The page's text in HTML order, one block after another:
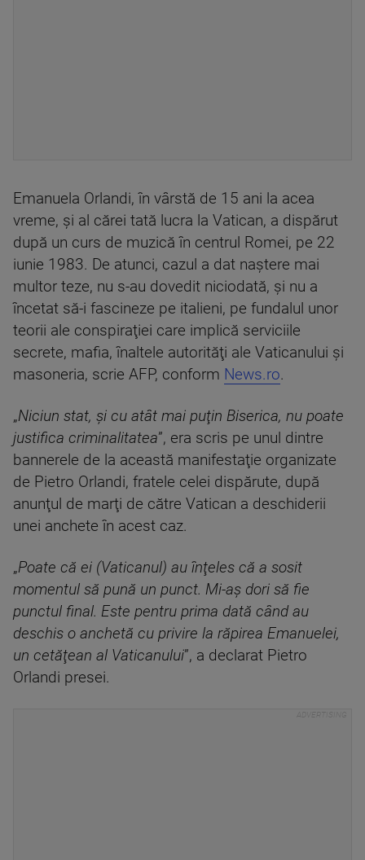
Emanuela Orlandi, în vârstă de 15 ani la acea
vreme, şi al cărei tată lucra la Vatican, a dispărut
după un curs de muzică în centrul Romei, pe 22
iunie 1983. De atunci, cazul a dat naştere mai
multor teze, nu s-au dovedit niciodată, şi nu a
încetat să-i fascineze pe italieni, pe fundalul unor
teorii ale conspiraţiei care implică serviciile
secrete, mafia, înaltele autorităţi ale Vaticanului şi
masoneria, scrie AFP, conform News.ro.
„Niciun stat, şi cu atât mai puţin Biserica, nu poate
justifica criminalitatea”, era scris pe unul dintre
bannerele de la această manifestaţie organizate
de Pietro Orlandi, fratele celei dispărute, după
anunţul de marţi de către Vatican a deschiderii
unei anchete în acest caz.
„Poate că ei (Vaticanul) au înţeles că a sosit
momentul să pună un punct. Mi-aş dori să fie
punctul final. Este pentru prima dată când au
deschis o anchetă cu privire la răpirea Emanuelei,
un cetăţean al Vaticanului”, a declarat Pietro
Orlandi presei.